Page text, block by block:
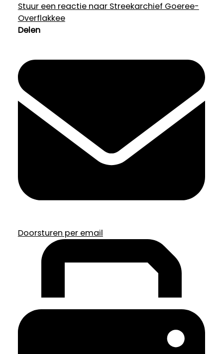
Stuur een reactie naar Streekarchief Goeree-
Overflakkee
Delen
Doorsturen per email